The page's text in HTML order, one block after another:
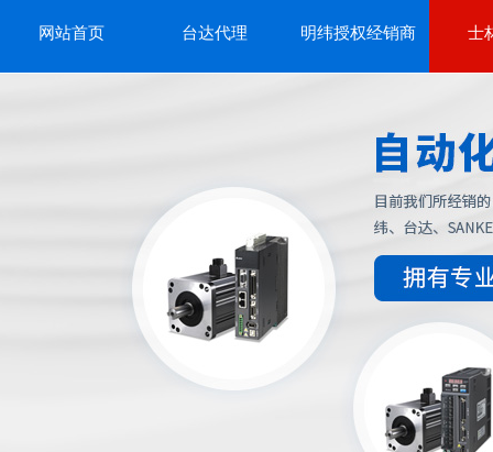
网站首页 台达代理 明纬授权经销商 士